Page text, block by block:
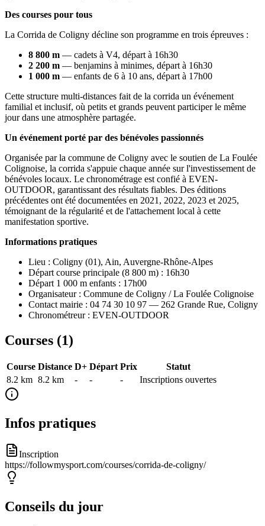
Des courses pour tous
La Corrida de Coligny décline son programme en trois épreuves :
8 800 m — cadets à V4, départ à 16h30
2 200 m — benjamins à minimes, départ à 16h30
1 000 m — enfants de 6 à 10 ans, départ à 17h00
Cette structure multi-distances fait de la corrida un événement
familial et inclusif, où petits et grands peuvent participer le même
jour dans une atmosphère partagée.
Un événement porté par des bénévoles passionnés
Organisée par la commune de Coligny avec le soutien de La Foulée
Colignoise, la corrida s'appuie chaque année sur l'investissement de
bénévoles locaux. Le chronométrage est confié à EVEN-
OUTDOOR, garantissant des résultats fiables. Des éditions
précédentes ont été documentées en 2021, 2022, 2023 et 2025,
témoignant de la régularité et de l'attachement local à cette
manifestation sportive.
Informations pratiques
Lieu : Coligny (01), Ain, Auvergne-Rhône-Alpes
Départ course principale (8 800 m) : 16h30
Départ 1 000 m enfants : 17h00
Organisateur : Commune de Coligny / La Foulée Colignoise
Contact mairie : 04 74 30 10 97 — 262 Grande Rue, Coligny
Chronométreur : EVEN-OUTDOOR
Courses (1)
Course Distance D+ Départ Prix
Statut
8.2 km 8.2 km - - - Inscriptions ouvertes
Infos pratiques
Inscription
https://followmysport.com/courses/corrida-de-coligny/
Conseils du jour